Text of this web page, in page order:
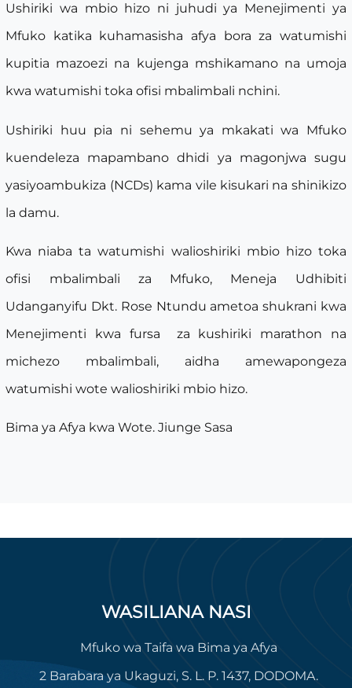
Ushiriki wa mbio hizo ni juhudi ya Menejimenti ya
Mfuko katika kuhamasisha afya bora za watumishi
kupitia mazoezi na kujenga mshikamano na umoja
kwa watumishi toka ofisi mbalimbali nchini.
Ushiriki huu pia ni sehemu ya mkakati wa Mfuko
kuendeleza mapambano dhidi ya magonjwa sugu
yasiyoambukiza (NCDs) kama vile kisukari na shinikizo
la damu.
Kwa niaba ta watumishi walioshiriki mbio hizo toka
ofisi mbalimbali za Mfuko, Meneja Udhibiti
Udanganyifu Dkt. Rose Ntundu ametoa shukrani kwa
Menejimenti kwa fursa za kushiriki marathon na
michezo mbalimbali, aidha amewapongeza
watumishi wote walioshiriki mbio hizo.
Bima ya Afya kwa Wote. Jiunge Sasa
WASILIANA NASI
Mfuko wa Taifa wa Bima ya Afya
2 Barabara ya Ukaguzi, S. L. P. 1437, DODOMA.